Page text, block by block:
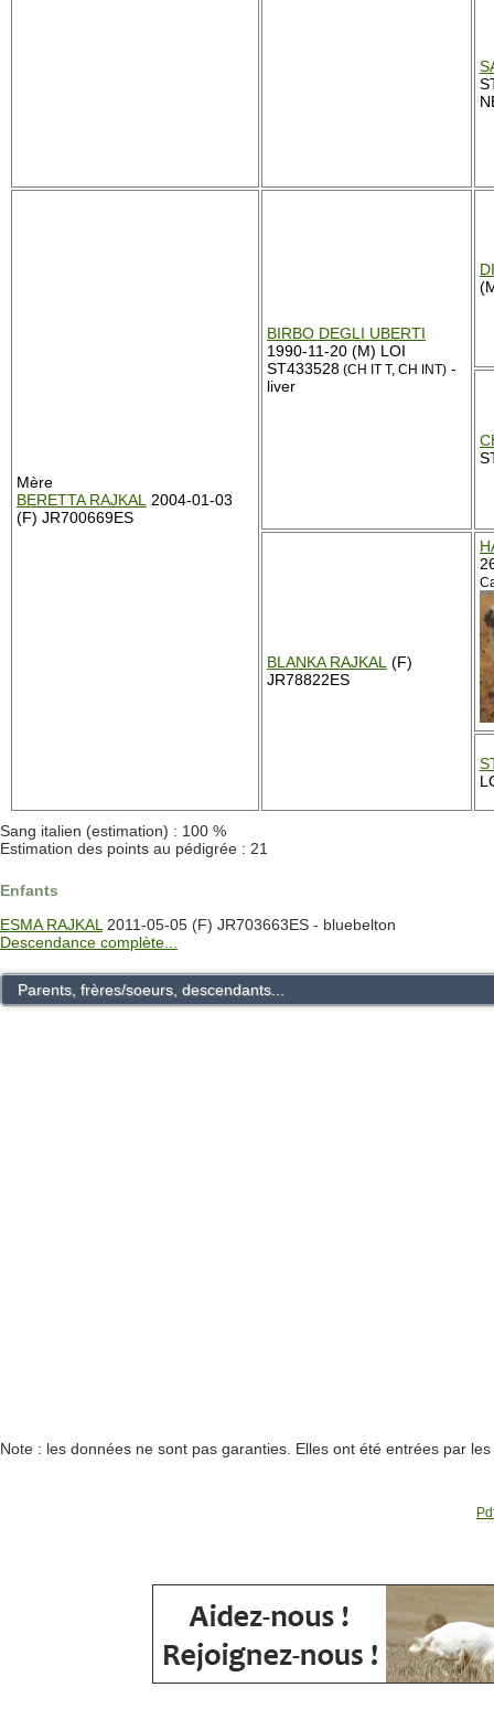
Mère
BERETTA RAJKAL
2004-01-03
(F) JR700669ES
BIRBO DEGLI UBERTI
1990-11-20 (M) LOI
ST433528 (CH IT T, CH INT) -
liver
BLANKA RAJKAL (F)
JR78822ES
Sang italien (estimation) : 100 %
Estimation des points au pédigrée : 21
Enfants
ESMA RAJKAL 2011-05-05 (F) JR703663ES - bluebelton
Descendance complète...
Parents, frères/soeurs, descendants...
Note : les données ne sont pas garanties. Elles ont été entrées par